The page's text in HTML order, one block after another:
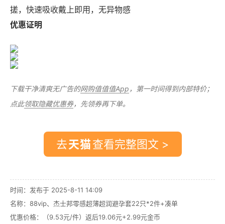
搓，快速吸收戴上即用，无异物感
优惠证明
下载干净清爽无广告的网购值值值App ，第一时间得到内部特价；
点此领取隐藏优惠券，先领券再下单。
去 查看完整图文 >
时间：发布于 2025-8-11 14:09
名称： 88vip、杰士邦零感超薄超润避孕套22只*2件+凑单
优惠价格：
（9.53元/件）返后19.06元+2.99元金币